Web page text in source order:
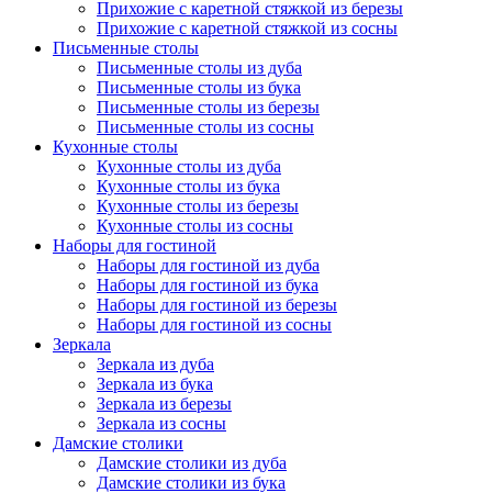
Прихожие с каретной стяжкой из березы
Прихожие с каретной стяжкой из сосны
Письменные столы
Письменные столы из дуба
Письменные столы из бука
Письменные столы из березы
Письменные столы из сосны
Кухонные столы
Кухонные столы из дуба
Кухонные столы из бука
Кухонные столы из березы
Кухонные столы из сосны
Наборы для гостиной
Наборы для гостиной из дуба
Наборы для гостиной из бука
Наборы для гостиной из березы
Наборы для гостиной из сосны
Зеркала
Зеркала из дуба
Зеркала из бука
Зеркала из березы
Зеркала из сосны
Дамские столики
Дамские столики из дуба
Дамские столики из бука